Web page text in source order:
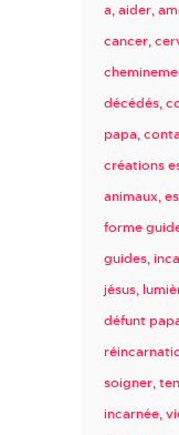
a aider
cancer
décédés
papa
créations
animaux
forme
guides
jésus
défunt
soigner
incarnée